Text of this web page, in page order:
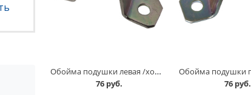
Обойма подушки левая /хомут стабилизатора/ 2101-07 в Кургане
76 руб. 76 руб.